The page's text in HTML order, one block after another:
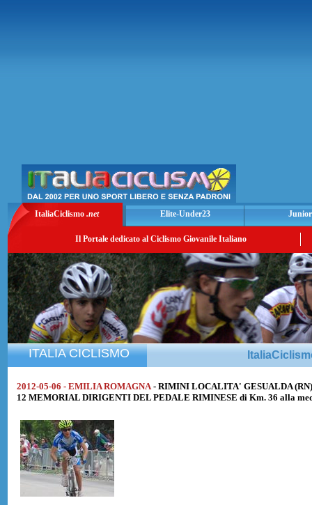
ItaliaCiclismo .net Elite-Under23
Il Portale dedicato al Ciclismo Giovanile Italiano
ITALIA CICLISMO
2012-05-06 - EMILIA ROMAGNA - RIMINI LOCALITA' GESUALDA (RN)
12 MEMORIAL DIRIGENTI DEL PEDALE RIMINESE di Km. 36 alla